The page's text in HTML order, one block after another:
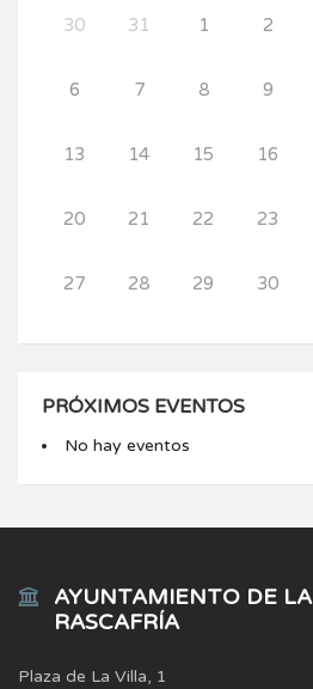
30 31 1 2
6 7 8 9
13 14 15 16
20 21 22 23
27 28 29 30
PRÓXIMOS EVENTOS
No hay eventos
AYUNTAMIENTO DE
RASCAFRÍA
Plaza de La Villa, 1